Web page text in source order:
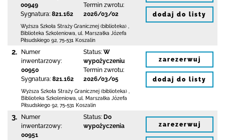
00949
Sygnatura: 821.162
Termin zwrotu:
2026/03/02
Wyższa Szkoła Straży Granicznej (biblioteka)
Biblioteka Szkoleniowa, ul. Marszałka Józefa
Piłsudskiego 92 75-531 Koszalin
dodaj do listy
2.
Numer
inwentarzowy:
00950
Sygnatura: 821.162
Status: W
wypożyczeniu
Termin zwrotu:
2026/03/05
Wyższa Szkoła Straży Granicznej (biblioteka)
Biblioteka Szkoleniowa, ul. Marszałka Józefa
Piłsudskiego 92 75-531 Koszalin
zarezerwuj
dodaj do listy
3.
Numer
inwentarzowy:
00951
Status: Do
wypożyczenia
zarezerwuj